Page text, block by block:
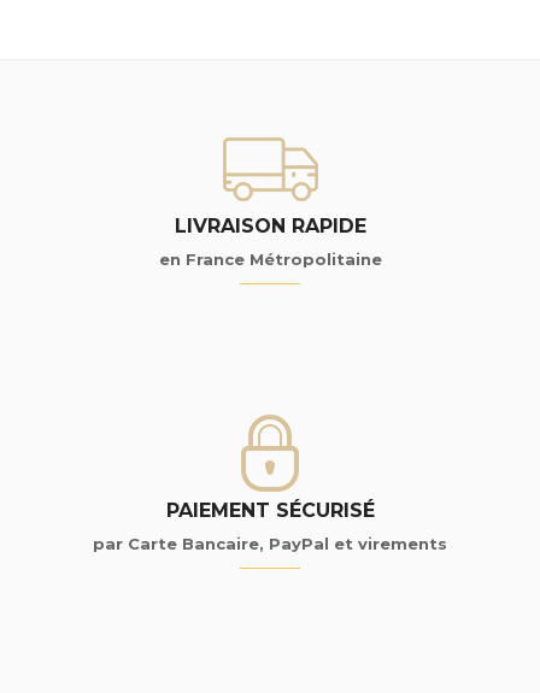
LIVRAISON RAPIDE
en France Métropolitaine
PAIEMENT SÉCURISÉ
par Carte Bancaire, PayPal et virements